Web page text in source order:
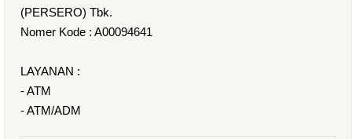
(PERSERO) Tbk.
Nomer Kode : A00094641
LAYANAN :
- ATM
- ATM/ADM